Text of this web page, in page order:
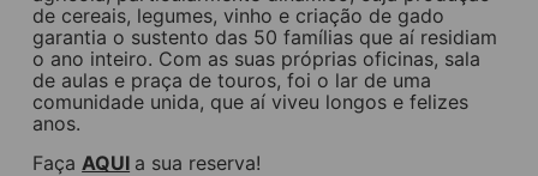
de cereais, legumes, vinho e criação de gado
garantia o sustento das 50 famílias que aí residiam
o ano inteiro. Com as suas próprias oficinas, sala
de aulas e praça de touros, foi o lar de uma
comunidade unida, que aí viveu longos e felizes
anos.
Faça AQUI a sua reserva!